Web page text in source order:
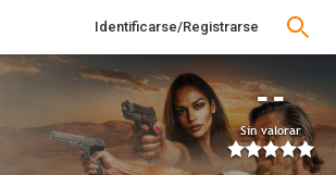
Identificarse/Registrarse
--
Sin valorar